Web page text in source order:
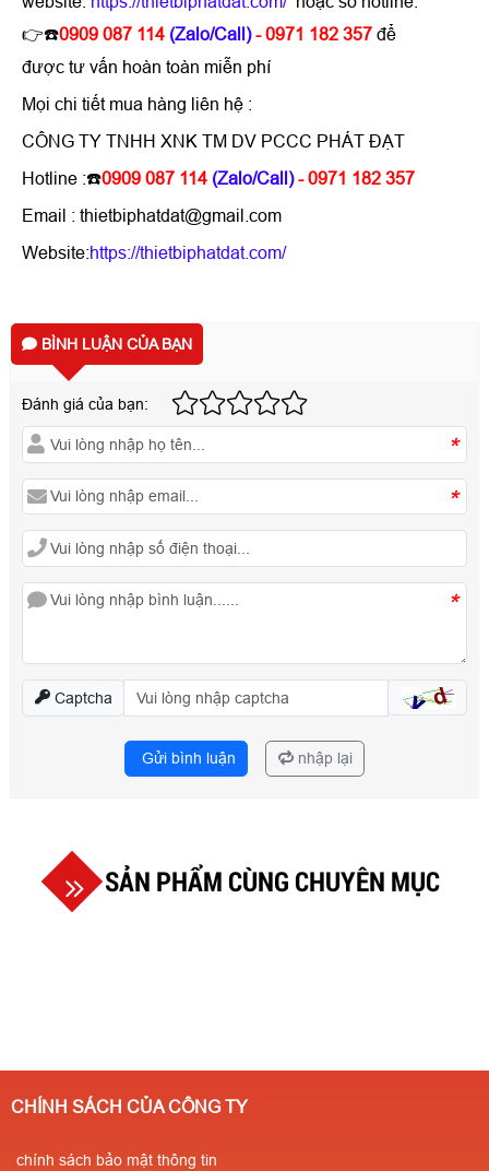
👉☎️0909 087 114 (Zalo/Call) - 0971 182 357 để
được tư vấn hoàn toàn miễn phí
Mọi chi tiết mua hàng liên hệ :
CÔNG TY TNHH XNK TM DV PCCC PHÁT ĐẠT
Hotline :☎️0909 087 114 (Zalo/Call) - 0971 182 357
Email : thietbiphatdat@gmail.com
Website:https://thietbiphatdat.com/
BÌNH LUẬN CỦA BẠN
Đánh giá của bạn:
*
*
*
Captcha
Gửi bình luận nhập lại
SẢN PHẨM CÙNG CHUYÊN MỤC
CHÍNH SÁCH CỦA CÔNG TY
chính sách bảo mật thông tin